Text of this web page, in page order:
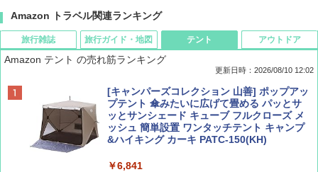
Amazon トラベル関連ランキング
旅行雑誌
BE-PAL(ビ-パル) 2026年 10 月号【特別付録:
ノルディスク 4ホール鋳鉄スキレット】
￥1,540
旅行ガイド・地図
地球の歩き方 スター・ウォーズ
￥2,695
テント
Amazon テント の売れ筋ランキング
更新日時：2026/08/10 12:02
[キャンパーズコレクション 山善] ポップアッ
プテント 傘みたいに広げて畳める パッとサ
ッとサンシェード キューブ フルクローズ メ
ッシュ 簡単設置 ワンタッチテント キャンプ
&ハイキング カーキ PATC-150(KH)
￥6,841
アウトドア